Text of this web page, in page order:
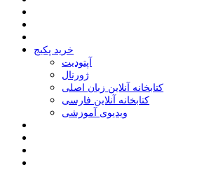
خرید پکیج
ﺁﭘﺘﻮﺩﯾﺖ
ﮊﻭﺭﻧﺎﻝ
کتابخانه آنلاین زبان اصلی
کتابخانه آنلاین فارسی
ویدیوی آموزشی